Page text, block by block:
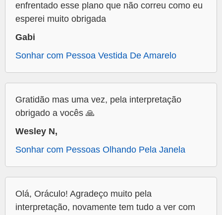
enfrentado esse plano que não correu como eu
esperei muito obrigada
Gabi
Sonhar com Pessoa Vestida De Amarelo
Gratidão mas uma vez, pela interpretação
obrigado a vocês 🙏
Wesley N,
Sonhar com Pessoas Olhando Pela Janela
Olá, Oráculo! Agradeço muito pela
interpretação, novamente tem tudo a ver com